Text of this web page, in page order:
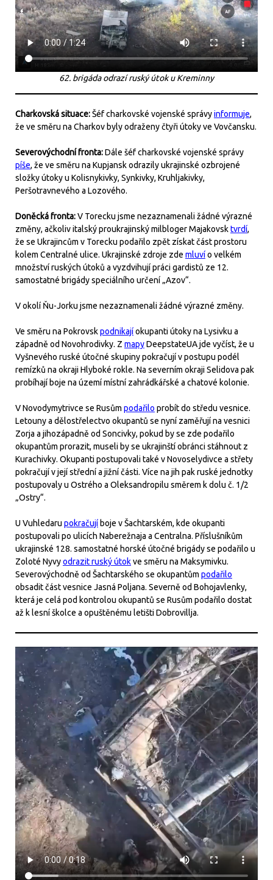
62. brigáda odrazí ruský útok u Kreminny
Charkovská situace:Šéf charkovské vojenské správyinformuje,
že ve směru na Charkov byly odraženy čtyři útoky ve Vovčansku.
Severovýchodní fronta:Dále šéf charkovské vojenské správy
píše, že ve směru na Kupjansk odrazily ukrajinské ozbrojené
složky útoky u Kolisnykivky, Synkivky, Kruhljakivky,
Peršotravnevého a Lozového.
Doněcká fronta:V Torecku jsme nezaznamenali žádné výrazné
změny, ačkoliv italský proukrajinský milbloger Majakovsktvrdí,
že se Ukrajincům v Torecku podařilo zpět získat část prostoru
kolem Centralné ulice. Ukrajinské zdroje zde mluvío velkém
množství ruských útoků a vyzdvihují práci gardistů ze 12.
samostatné brigády speciálního určení „Azov“.
V okolí Ňu-Jorku jsme nezaznamenali žádné výrazné změny.
Ve směru na Pokrovskpodnikajíokupanti útoky na Lysivku a
západně od Novohrodivky. Z mapyDeepstateUA jde vyčíst, že u
Vyšnevého ruské útočné skupiny pokračují v postupu podél
remízků na okraji Hlyboké rokle. Na severním okraji Selidova pak
probíhají boje na území místní zahrádkářské a chatové kolonie.
V Novodymytrivce se Rusům podařilo probít do středu vesnice.
Letouny a dělostřelectvo okupantů se nyní zaměřují na vesnici
Zorja a jihozápadně od Soncivky, pokud by se zde podařilo
okupantům prorazit, museli by se ukrajinští obránci stáhnout z
Kurachivky. Okupanti postupovali také v Novoselydivce a střety
pokračují v její střední a jižní části. Více na jih pak ruské jednotky
postupovaly u Ostrého a Oleksandropilu směrem k dolu č. 1/2
„Ostry“.
U Vuhledaru pokračujíboje v Šachtarském, kde okupanti
postupovali po ulicích Naberežnaja a Centralna. Příslušníkům
ukrajinské 128. samostatné horské útočné brigády se podařilo u
Zoloté Nyvyodrazit ruský útokve směru na Maksymivku.
Severovýchodně od Šachtarského se okupantům podařilo
obsadit část vesnice Jasná Poljana. Severně od Bohojavlenky,
která je celá pod kontrolou okupantů se Rusům podařilo dostat
až k lesní školce a opuštěnému letišti Dobrovillja.